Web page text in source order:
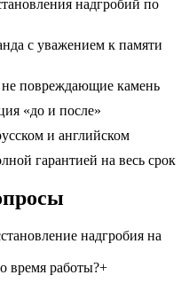
надгробий по
с уважением к памяти
повреждающие камень
«до и после»
и английском
гарантией на весь срок
надгробия на
время работы?+